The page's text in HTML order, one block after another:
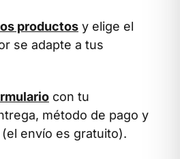
productos y elige el
se adapte a tus
con tu
método de pago y
envío es gratuito).